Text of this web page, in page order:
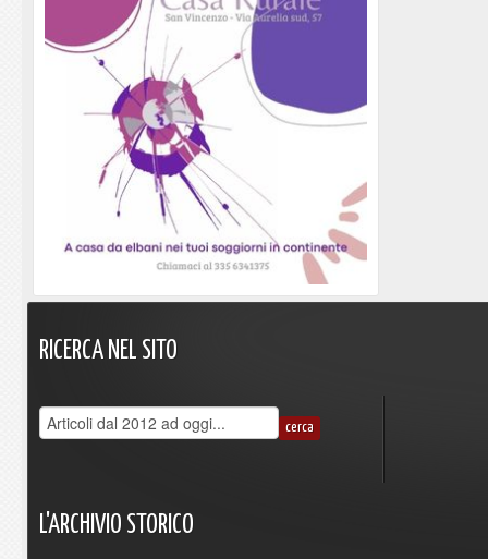
RICERCA NEL SITO
L'ARCHIVIO STORICO